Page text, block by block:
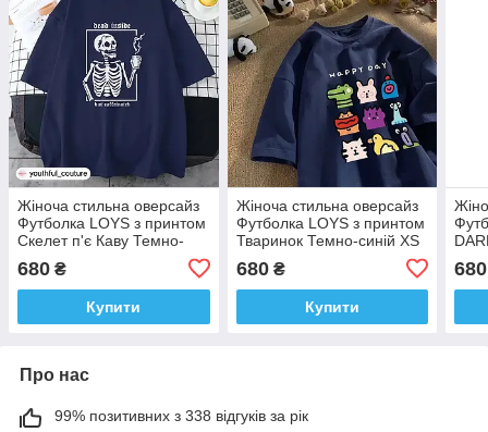
Жіноча стильна оверсайз
Футболка LOYS з принтом
Скелет п'є Каву Темно-
680 ₴
Купити
Жіноча стильна оверсайз
Футболка LOYS з принтом
Тваринок Темно-синій XS
680₴
Купити
680
Про нас
99% позитивних з 338 відгуків за рік